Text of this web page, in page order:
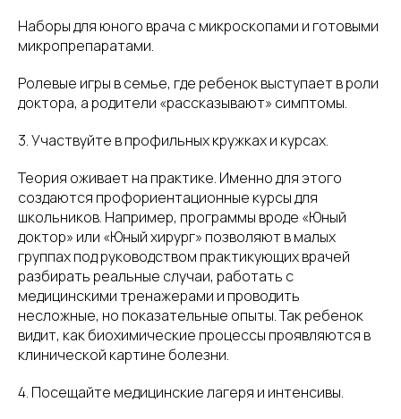
Наборы для юного врача с микроскопами и готовыми
микропрепаратами.
Ролевые игры в семье, где ребенок выступает в роли
доктора, а родители «рассказывают» симптомы.
3. Участвуйте в профильных кружках и курсах.
Теория оживает на практике. Именно для этого
создаются профориентационные курсы для
школьников. Например, программы вроде «Юный
доктор» или «Юный хирург» позволяют в малых
группах под руководством практикующих врачей
разбирать реальные случаи, работать с
медицинскими тренажерами и проводить
несложные, но показательные опыты. Так ребенок
видит, как биохимические процессы проявляются в
клинической картине болезни.
4. Посещайте медицинские лагеря и интенсивы.